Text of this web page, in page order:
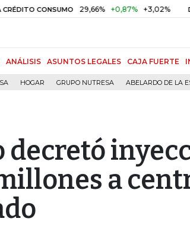
CONSUMO 29,66% +0,87% +3,02% DTF
ANÁLISIS ASUNTOS LEGALES CAJA FUERTE
HOGAR GRUPO NUTRESA ABELARDO DE LA
decretó
a